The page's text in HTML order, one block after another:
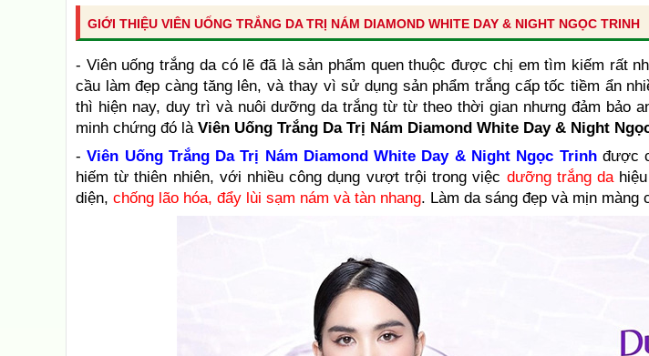
GIỚI THIỆU VIÊN UỐNG TRẮNG DA TRỊ NÁM DIAMOND WHITE DAY & NIGHT NGỌC TRINH
- Viên uống trắng da có lẽ đã là sản phẩm quen thuộc được chị em tìm kiếm rất
cầu làm đẹp càng tăng lên, và thay vì sử dụng sản phẩm trắng cấp tốc tiềm ẩn
thì hiện nay, duy trì và nuôi dưỡng da trắng từ từ theo thời gian nhưng đảm bảo
minh chứng đó là Viên Uống Trắng Da Trị Nám Diamond White Day & Night
-Viên Uống Trắng Da Trị Nám Diamond White Day & Night Ngọc Trinh được
hiếm từ thiên nhiên, với nhiều công dụng vượt trội trong việc dưỡng trắng da
diện, chống lão hóa, đẩy lùi sạm nám và tàn nhang. Làm da sáng đẹp và mịn màng